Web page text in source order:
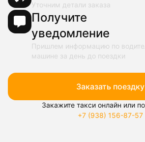
Уточним детали заказа
Получите
уведомление
Пришлем информацию по
машине за день до поездки
Заказать поездку
Закажите такси онлайн или
+7 (938) 156-87-57